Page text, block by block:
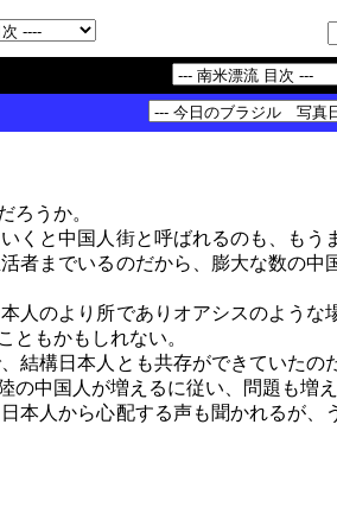
ろうか。
くと中国人街と呼ばれるのも、もう
者までいるのだから、膨大な数の中
人のより所でありオアシスのような
ともかもしれない。
結構日本人とも共存ができていたの
中国人が増えるに従い、問題も増え
本人から心配する声も聞かれるが、